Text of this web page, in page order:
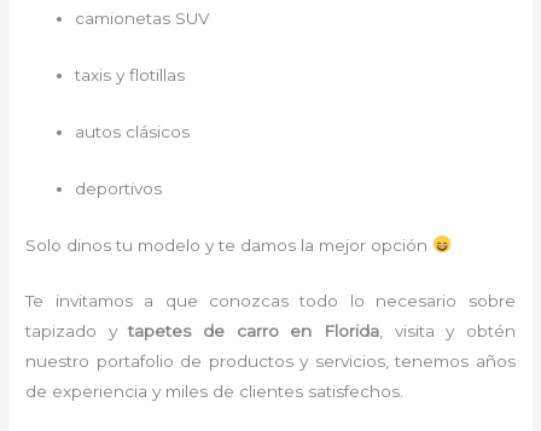
camionetas SUV
taxis y flotillas
autos clásicos
deportivos
Solo dinos tu modelo y te damos la mejor opción
Te invitamos a que conozcas todo lo necesario sobre
tapizado ytapetes de carro en Florida, visita y obtén
nuestro portafolio de productos y servicios, tenemos años
de experiencia y miles de clientes satisfechos.